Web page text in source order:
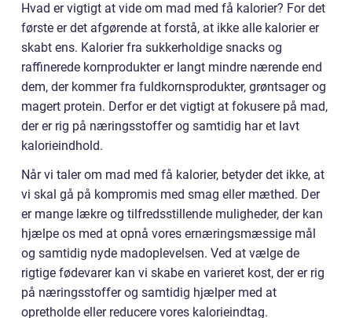
Hvad er vigtigt at vide om mad med få kalorier? For det
første er det afgørende at forstå, at ikke alle kalorier er
skabt ens. Kalorier fra sukkerholdige snacks og
raffinerede kornprodukter er langt mindre nærende end
dem, der kommer fra fuldkornsprodukter, grøntsager og
magert protein. Derfor er det vigtigt at fokusere på mad,
der er rig på næringsstoffer og samtidig har et lavt
kalorieindhold.
Når vi taler om mad med få kalorier, betyder det ikke, at
vi skal gå på kompromis med smag eller mæthed. Der
er mange lækre og tilfredsstillende muligheder, der kan
hjælpe os med at opnå vores ernæringsmæssige mål
og samtidig nyde madoplevelsen. Ved at vælge de
rigtige fødevarer kan vi skabe en varieret kost, der er rig
på næringsstoffer og samtidig hjælper med at
opretholde eller reducere vores kalorieindtag.